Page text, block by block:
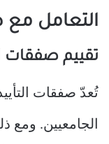
التعامل مع
تقييم صفقات
تُعدّ صفقات
الجامعيين. ومع